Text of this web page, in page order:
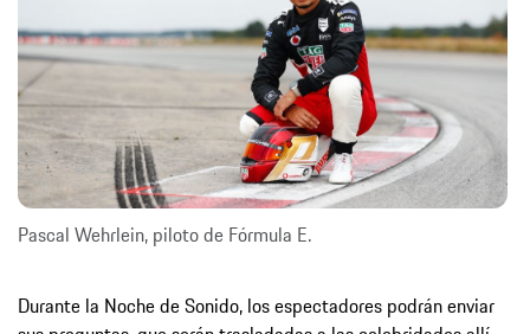
Pascal Wehrlein, piloto de Fórmula E.
Durante la Noche de Sonido, los espectadores podrán enviar